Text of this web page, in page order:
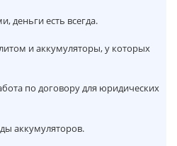
деньги есть всегда.
и аккумуляторы, у которых
по договору для юридических
аккумуляторов.